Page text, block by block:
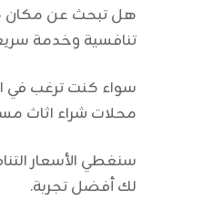
هل تبحث عن مكان
تنافسية وخدمة
سواء كنت ترغب في
محلات شراء اثاث
سنغطي الأسعار
لك أفضل تجربة.